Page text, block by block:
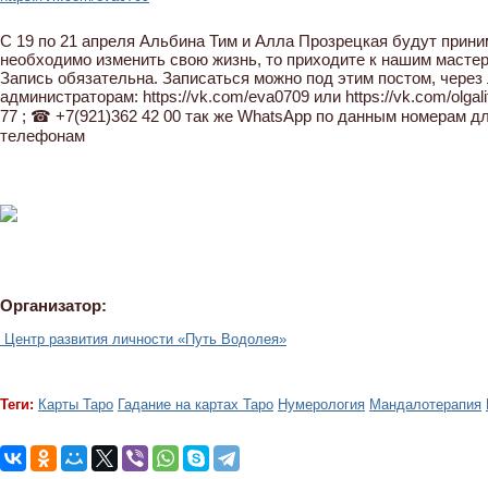
С 19 по 21 апреля Альбина Тим и Алла Прозрецкая будут
необходимо изменить свою жизнь, то приходите к нашим
Запись обязательна. Записаться можно под этим постом,
администраторам: https://vk.com/eva0709 или https://vk.com/
77 ; ☎ +7(921)362 42 00 так же WhatsApp по данным номерам
телефонам
Организатор:
Центр развития личности «Путь Водолея»
Теги: Карты Таро Гадание на картах Таро Нумерология Мандалотерапия